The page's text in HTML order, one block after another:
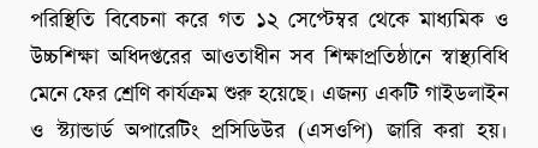
পরিস্থিতি বিবেচনা করে গত ১২ সেপ্টেম্বর থেকে মাধ্যমিক ও
উচ্চশিক্ষা অধিদপ্তরের আওতাধীন সব শিক্ষাপ্রতিষ্ঠানে স্বাস্থ্যবিধি
মেনে ফের শ্রেণি কার্যক্রম শুরু হয়েছে। এজন্য একটি গাইডলাইন
ও স্ট্যান্ডার্ড অপারেটিং প্রসিডিউর (এসওপি) জারি করা হয়।